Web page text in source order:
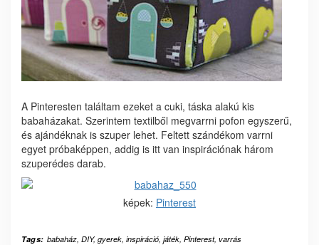
A Pinteresten találtam ezeket a cuki, táska alakú kis
babaházakat. Szerintem textilből megvarrni pofon egyszerű,
és ajándéknak is szuper lehet. Feltett szándékom varrni
egyet próbaképpen, addig is itt van inspirációnak három
szuperédes darab.
képek: Pinterest
Tags: babaház, DIY, gyerek, inspiráció, játék, Pinterest, varrás